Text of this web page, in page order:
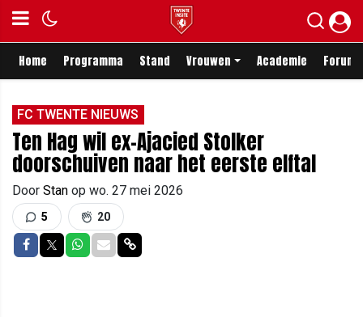
Home Programma Stand Vrouwen Academie Forum
FC TWENTE NIEUWS
Ten Hag wil ex-Ajacied Stolker
doorschuiven naar het eerste elftal
Door Stan op wo. 27 mei 2026
5 20
Delen op Facebook
Delen op Twitter
Delen op Whatsapp
Delen via Mail
Delen via link